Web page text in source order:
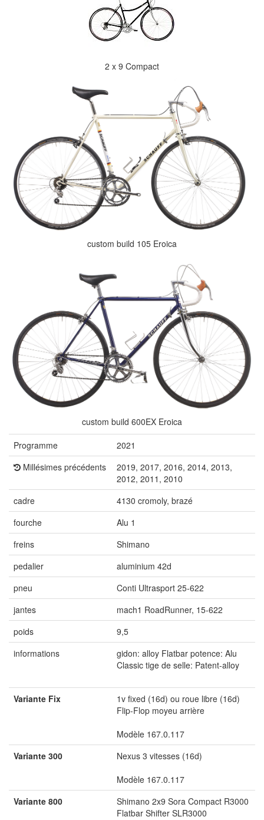
2 x 9 Compact
custom build 105 Eroica
custom build 600EX Eroica
Programme
2021
Millésimes précédents
2019, 2017, 2016, 2014, 2013,
2012, 2011, 2010
cadre
4130 cromoly, brazé
fourche
Alu 1
freins
Shimano
pedalier
aluminium 42d
pneu
Conti Ultrasport 25-622
jantes
mach1 RoadRunner, 15-622
poids
9,5
informations
gidon: alloy Flatbar potence: Alu
Classic tige de selle: Patent-alloy
Variante Fix
1v fixed (16d) ou roue libre (16d)
Flip-Flop moyeu arrière
Modèle 167.0.117
Variante 300
Nexus 3 vitesses (16d)
Modèle 167.0.117
Variante 800
Shimano 2x9 Sora Compact R3000
Flatbar Shifter SLR3000